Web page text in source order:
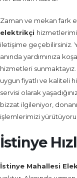
Zaman ve mekan fark
elektrikçi
iletişime geçebilirsiniz.
anında yardımınıza
hizmetleri
uygun fiyatlı ve kaliteli
servisi olarak
bizzat ilgileniyor,
işlemlerimizi
İstinye
İstinye Mahallesi